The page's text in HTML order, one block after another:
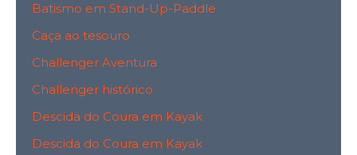
Batismo em Stand-Up-Paddle
Caça ao tesouro
Challenger Aventura
Challenger histórico
Descida do Coura em Kayak
Descida do Coura em Kayak